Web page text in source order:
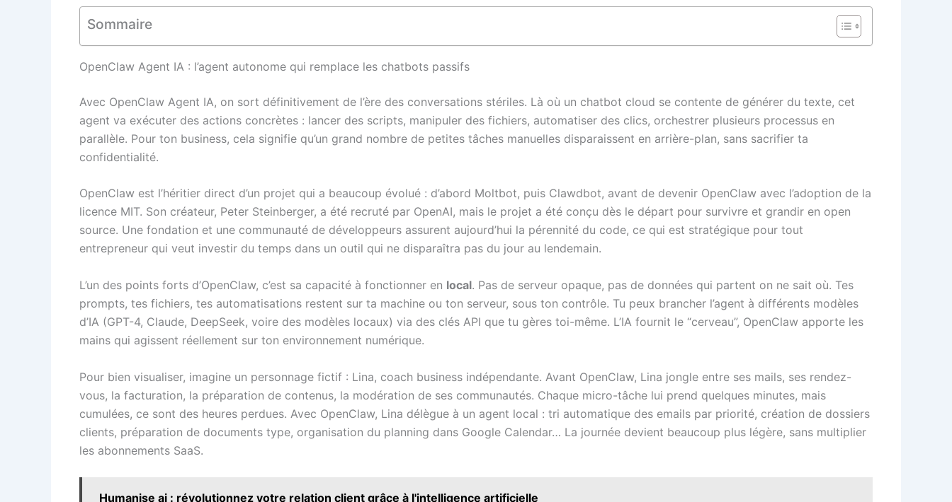
Sommaire
OpenClaw Agent IA : l’agent autonome qui remplace les chatbots passifs
Avec OpenClaw Agent IA, on sort définitivement de l’ère des conversations stériles. Là où un chatbot cloud se contente de générer du texte, cet
agent va exécuter des actions concrètes : lancer des scripts, manipuler des fichiers, automatiser des clics, orchestrer plusieurs processus en
parallèle. Pour ton business, cela signifie qu’un grand nombre de petites tâches manuelles disparaissent en arrière-plan, sans sacrifier ta
confidentialité.
OpenClaw est l’héritier direct d’un projet qui a beaucoup évolué : d’abord Moltbot, puis Clawdbot, avant de devenir OpenClaw avec l’adoption de la
licence MIT. Son créateur, Peter Steinberger, a été recruté par OpenAI, mais le projet a été conçu dès le départ pour survivre et grandir en open
source. Une fondation et une communauté de développeurs assurent aujourd’hui la pérennité du code, ce qui est stratégique pour tout
entrepreneur qui veut investir du temps dans un outil qui ne disparaîtra pas du jour au lendemain.
L’un des points forts d’OpenClaw, c’est sa capacité à fonctionner en local. Pas de serveur opaque, pas de données qui partent on ne sait où. Tes
prompts, tes fichiers, tes automatisations restent sur ta machine ou ton serveur, sous ton contrôle. Tu peux brancher l’agent à différents modèles
d’IA (GPT-4, Claude, DeepSeek, voire des modèles locaux) via des clés API que tu gères toi-même. L’IA fournit le “cerveau”, OpenClaw apporte les
mains qui agissent réellement sur ton environnement numérique.
Pour bien visualiser, imagine un personnage fictif : Lina, coach business indépendante. Avant OpenClaw, Lina jongle entre ses mails, ses rendez-
vous, la facturation, la préparation de contenus, la modération de ses communautés. Chaque micro-tâche lui prend quelques minutes, mais
cumulées, ce sont des heures perdues. Avec OpenClaw, Lina délègue à un agent local : tri automatique des emails par priorité, création de dossiers
clients, préparation de documents type, organisation du planning dans Google Calendar… La journée devient beaucoup plus légère, sans multiplier
les abonnements SaaS.
Humanise ai : révolutionnez votre relation client grâce à l'intelligence artificielle